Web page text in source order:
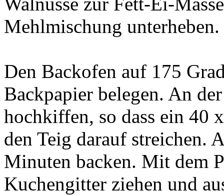
Mehlmischung unterheben.
Den Backofen auf 175
Backpapier belegen. An
hochkiffen, so dass ein 40
den Teig darauf streichen.
Minuten backen. Mit dem
Kuchengitter ziehen und